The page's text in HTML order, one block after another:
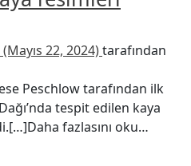
(Mayıs 22, 2024)tarafından
Peschlow tarafından ilk
tespit edilen kaya
fazlasını oku…